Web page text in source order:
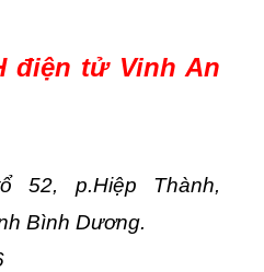
điện tử Vinh An
52, p.Hiệp Thành,
Bình Dương.